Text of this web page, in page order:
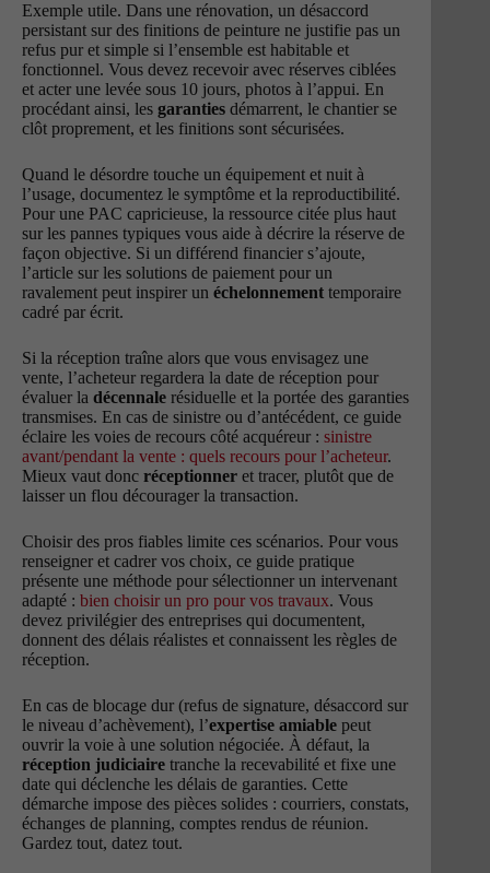
Exemple utile. Dans une rénovation, un désaccord
persistant sur des finitions de peinture ne justifie pas un
refus pur et simple si l’ensemble est habitable et
fonctionnel. Vous devez recevoir avec réserves ciblées
et acter une levée sous 10 jours, photos à l’appui. En
procédant ainsi, les garanties démarrent, le chantier se
clôt proprement, et les finitions sont sécurisées.
Quand le désordre touche un équipement et nuit à
l’usage, documentez le symptôme et la reproductibilité.
Pour une PAC capricieuse, la ressource citée plus haut
sur les pannes typiques vous aide à décrire la réserve de
façon objective. Si un différend financier s’ajoute,
l’article sur les solutions de paiement pour un
ravalement peut inspirer un échelonnement temporaire
cadré par écrit.
Si la réception traîne alors que vous envisagez une
vente, l’acheteur regardera la date de réception pour
évaluer la décennale résiduelle et la portée des garanties
transmises. En cas de sinistre ou d’antécédent, ce guide
éclaire les voies de recours côté acquéreur : sinistre
avant/pendant la vente : quels recours pour l’acheteur.
Mieux vaut donc réceptionner et tracer, plutôt que de
laisser un flou décourager la transaction.
Choisir des pros fiables limite ces scénarios. Pour vous
renseigner et cadrer vos choix, ce guide pratique
présente une méthode pour sélectionner un intervenant
adapté : bien choisir un pro pour vos travaux. Vous
devez privilégier des entreprises qui documentent,
donnent des délais réalistes et connaissent les règles de
réception.
En cas de blocage dur (refus de signature, désaccord sur
le niveau d’achèvement), l’expertise amiable peut
ouvrir la voie à une solution négociée. À défaut, la
réception judiciaire tranche la recevabilité et fixe une
date qui déclenche les délais de garanties. Cette
démarche impose des pièces solides : courriers, constats,
échanges de planning, comptes rendus de réunion.
Gardez tout, datez tout.